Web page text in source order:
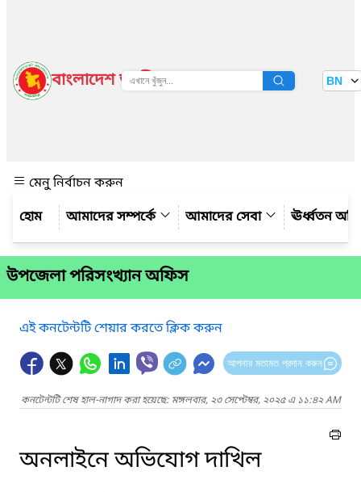
বাংলাদেশ জাতীয় তথ্য বাতায়ন BN
মেনু নির্বাচন করুন
আমাদের সম্পর্কে
আমাদের সেবা ঊর্ধ্বতন
উপজেলা পরিসংখ্যান অফিস
এই কনটেন্টটি শেয়ার করতে ক্লিক করুন
আপনার মতামত প্রদান করুন
কনটেন্টটি শেষ হাল-নাগাদ করা হয়েছে: মঙ্গলবার, ২৩ সেপ্টেম্বর, ২০২৫ এ ১১:৪২ AM
অনলাইনে অভিযোগ দাখিল